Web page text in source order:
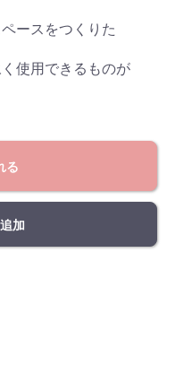
ースをつくりた
使用できるものが
る
加